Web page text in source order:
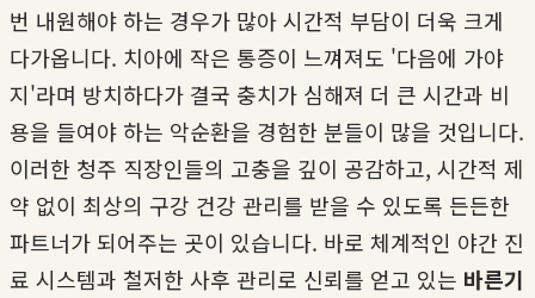
번 내원해야 하는 경우가 많아 시간적 부담이 더욱 크게
다가옵니다. 치아에 작은 통증이 느껴져도 '다음에 가야
지'라며 방치하다가 결국 충치가 심해져 더 큰 시간과 비
용을 들여야 하는 악순환을 경험한 분들이 많을 것입니다.
이러한 청주 직장인들의 고충을 깊이 공감하고, 시간적 제
약 없이 최상의 구강 건강 관리를 받을 수 있도록 든든한
파트너가 되어주는 곳이 있습니다. 바로 체계적인 야간 진
료 시스템과 철저한 사후 관리로 신뢰를 얻고 있는 바른기